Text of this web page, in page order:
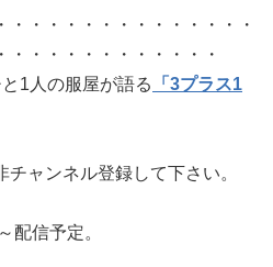
・・・・・・・・・・・・・・
・・・・・・・・・・・・
1人の服屋が語る
「3プラス1
ャンネル登録して下さい。
配信予定。